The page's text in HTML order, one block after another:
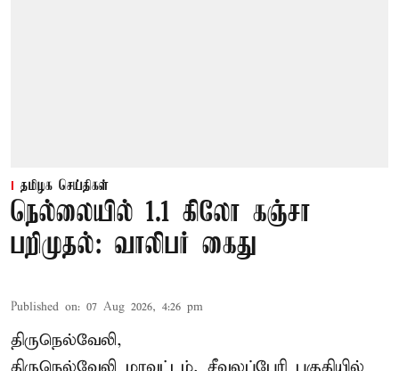
தமிழக செய்திகள்
நெல்லையில் 1.1 கிலோ கஞ்சா
பறிமுதல்: வாலிபர் கைது
Published on: 07 Aug 2026, 4:26 pm
திருநெல்வேலி,